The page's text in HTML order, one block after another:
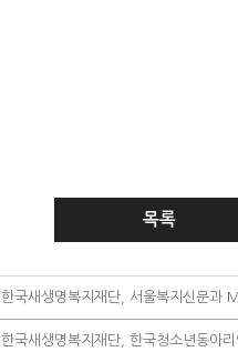
목록
한국새생명복지재단, 서울복지신문과
한국새생명복지재단, 한국청소년동아